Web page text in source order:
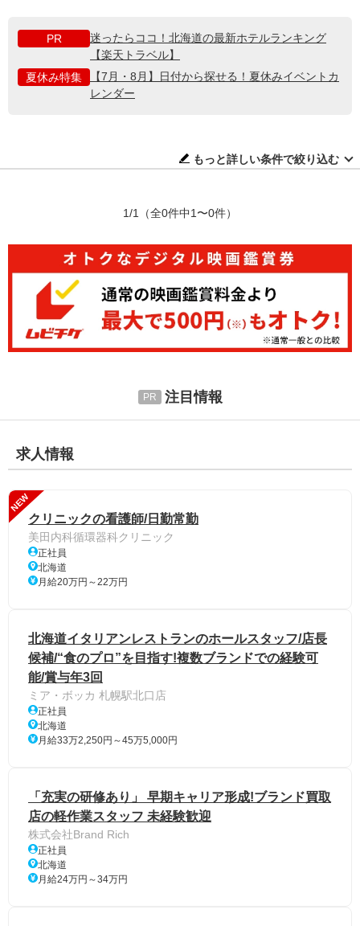
PR
迷ったらココ！北海道の最新ホテルランキング
【楽天トラベル】
夏休み特集
【7月・8月】日付から探せる！夏休みイベントカ
レンダー
もっと詳しい条件で絞り込む
1/1 （全0件中1〜0件）
注目情報
求人情報
NEW
クリニックの看護師/日勤常勤
美田内科循環器科クリニック
正社員
北海道
月給20万円～22万円
北海道イタリアンレストランのホールスタッフ/店長
候補/“食のプロ”を目指す!複数ブランドでの経験可
能/賞与年3回
ミア・ボッカ 札幌駅北口店
正社員
北海道
月給33万2,250円～45万5,000円
「充実の研修あり」 早期キャリア形成!ブランド買取
店の軽作業スタッフ 未経験歓迎
株式会社Brand Rich
正社員
北海道
月給24万円～34万円